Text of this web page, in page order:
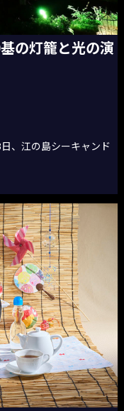
の灯籠と光の演
、江の島シーキャンド